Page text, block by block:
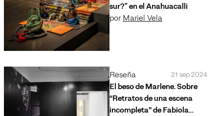
sur?" en el Anahuacalli
por Mariel Vela
Reseña 21 sep 2024
El beso de Marlene. Sobre
“Retratos de una escena
incompleta” de Fabiola